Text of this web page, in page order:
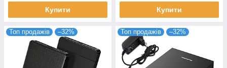
Купити Купити
Топ продажів –32% Топ продажів –32%